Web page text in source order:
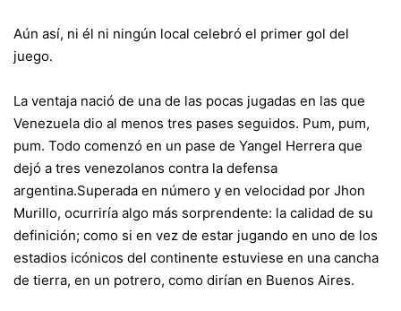
Aún así, ni él ni ningún local celebró el primer gol del
juego.
La ventaja nació de una de las pocas jugadas en las que
Venezuela dio al menos tres pases seguidos. Pum, pum,
pum. Todo comenzó en un pase de Yangel Herrera que
dejó a tres venezolanos contra la defensa
argentina.Superada en número y en velocidad por Jhon
Murillo, ocurriría algo más sorprendente: la calidad de su
definición; como si en vez de estar jugando en uno de los
estadios icónicos del continente estuviese en una cancha
de tierra, en un potrero, como dirían en Buenos Aires.